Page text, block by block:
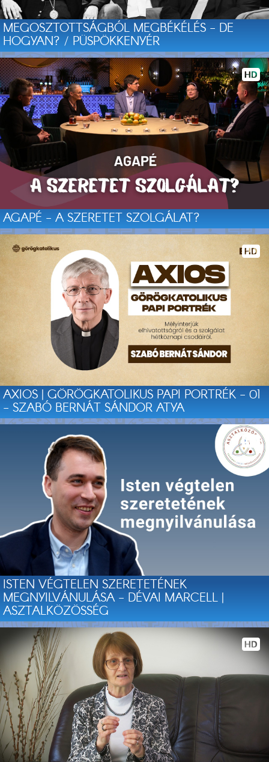
MEGOSZTOTTSÁGBÓL MEGBÉKÉLÉS - DE
HOGYAN? / PÜSPÖKKENYÉR
AGAPÉ - A SZERETET SZOLGÁLAT?
AXIOS | GÖRÖGKATOLIKUS PAPI PORTRÉK - 01
- SZABÓ BERNÁT SÁNDOR ATYA
ISTEN VÉGTELEN SZERETETÉNEK
MEGNYILVÁNULÁSA - DÉVAI MARCELL |
ASZTALKÖZÖSSÉG